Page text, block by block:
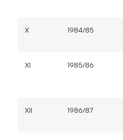
X 1984/85
XI 1985/86
XII 1986/87